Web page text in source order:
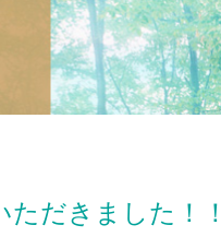
ただきました！！